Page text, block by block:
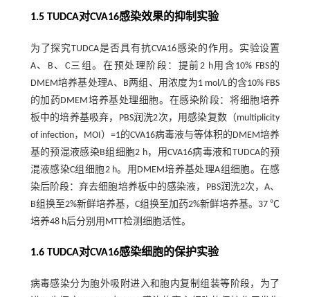
1.5 TUDCA对CVA16感染效果的抑制实验
为了探究TUDCA是否具有抗CVA16感染的作用。实验设置
A、B、C三组。在预处理阶段：提前2 h用含10% FBS的
DMEM培养基处理A、B两组、用浓度为1 mol/L的含10% FBS
的加药DMEM培养基处理细胞。在感染阶段：将细胞培养
板中的培养基吸弃，PBS润洗2次，用感染复数（multiplicity
of infection，MOI）=1的CVA16病毒液与等体积的DMEM培养
基的预混液感染B组细胞2 h，用CVA16病毒液和TUDCA的预
混液感染C组细胞2 h。用DMEM培养基处理A组细胞。在感
染后阶段：弃去细胞培养板中的感染液，PBS润洗2次，A、
B组换至2%新鲜培养基，C组换至加药2%新鲜培养基。37 ℃
培养48 h后分别用MTT检测细胞活性。
1.6 TUDCA对CVA16感染细胞的保护实验
病毒感染分为胞外吸附进入和胞内复制组装等阶段，为了